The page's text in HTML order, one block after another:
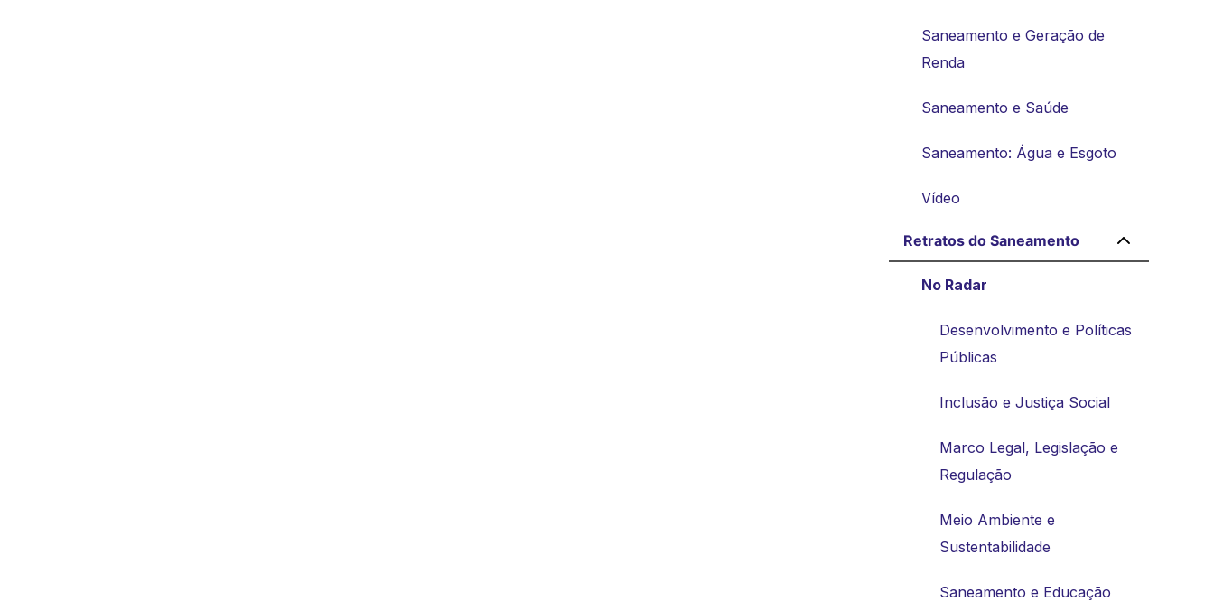
Saneamento e Geração de
Renda
Saneamento e Saúde
Saneamento: Água e Esgoto
Vídeo
Retratos do Saneamento
No Radar
Desenvolvimento e Políticas
Públicas
Inclusão e Justiça Social
Marco Legal, Legislação e
Regulação
Meio Ambiente e
Sustentabilidade
Saneamento e Educação